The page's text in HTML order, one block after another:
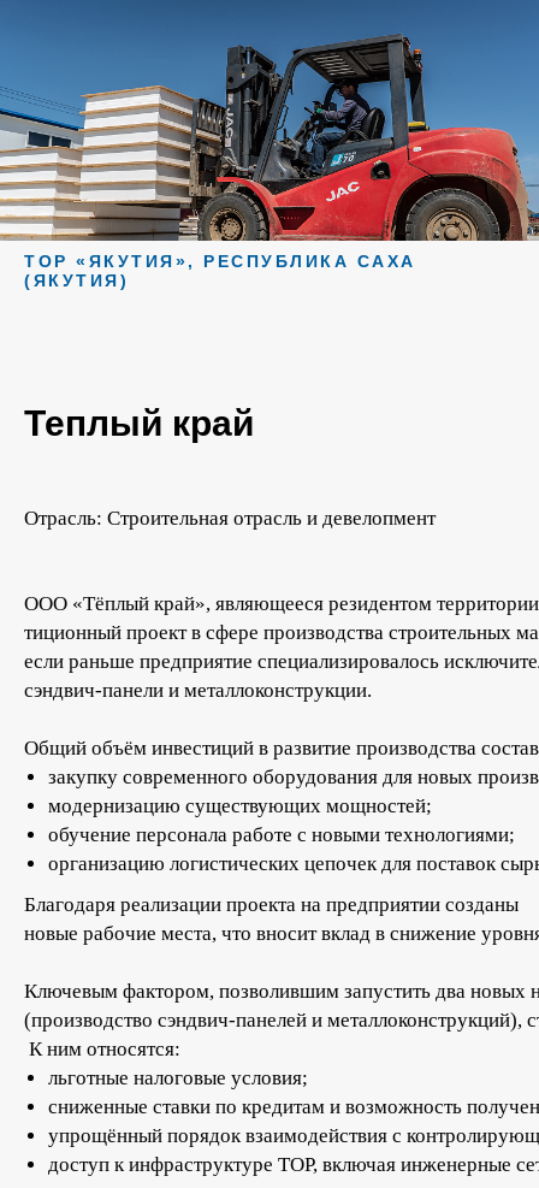
ТОР «ЯКУТИЯ», РЕСПУБЛИКА САХА
(ЯКУТИЯ)
Теплый край
Отрасль: Строительная отрасль и девелопмент
ООО «Тёплый край», являющееся резидентом
тиционный проект в сфере производства строительных
если раньше предприятие специализировалось
сэндвич‑панели и металлоконструкции.
Общий объём инвестиций в развитие производства
закупку современного оборудования для новых
модернизацию существующих мощностей;
обучение персонала работе с новыми технологиями;
организацию логистических цепочек для поставок
Благодаря реализации проекта на предприятии созданы
новые рабочие места, что вносит вклад в снижение
Ключевым фактором, позволившим запустить два новых
(производство сэндвич‑панелей и
К ним относятся:
льготные налоговые условия;
сниженные ставки по кредитам и возможность
упрощённый порядок взаимодействия с
доступ к инфраструктуре ТОР, включая инженерные